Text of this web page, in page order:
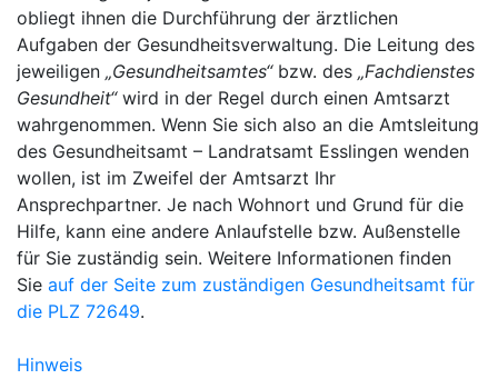
obliegt ihnen die Durchführung der ärztlichen
Aufgaben der Gesundheitsverwaltung. Die Leitung des
jeweiligen „Gesundheitsamtes“bzw. des „Fachdienstes
Gesundheit“wird in der Regel durch einen Amtsarzt
wahrgenommen. Wenn Sie sich also an die Amtsleitung
des Gesundheitsamt – Landratsamt Esslingen wenden
wollen, ist im Zweifel der Amtsarzt Ihr
Ansprechpartner. Je nach Wohnort und Grund für die
Hilfe, kann eine andere Anlaufstelle bzw. Außenstelle
für Sie zuständig sein. Weitere Informationen finden
Sie auf der Seite zum zuständigen Gesundheitsamt für
die PLZ 72649.
Hinweis